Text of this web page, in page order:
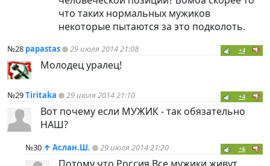
что таких нормальных мужиков
некоторые пытаются за это подколоть.
№28 papastas 29 июля 2014 21:08 +4
Молодец уралец!
№29Tiritaka 29 июля 2014 21:10 +4
Вот почему если МУЖИК - так обязательно
НАШ?
№30 ↑ Аслан.Ш. 29 июля 2014 21:20 +6